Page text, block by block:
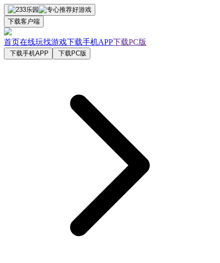
下载客户端
首页在线玩找游戏下载手机APP下载PC版
下载手机APP 下载PC版